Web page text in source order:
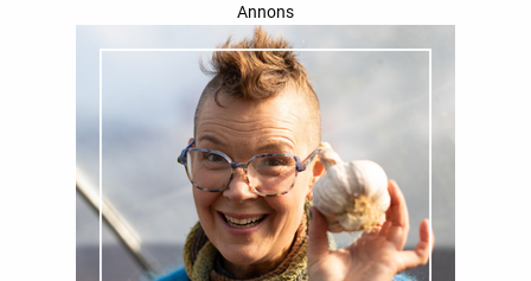
Annons